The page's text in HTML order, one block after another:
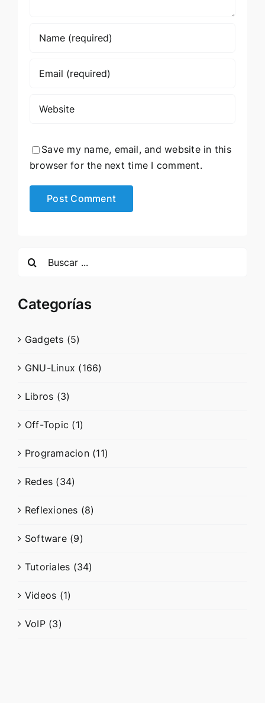
Save my name, email, and website in this
browser for the next time I comment.
Categorías
Gadgets (5)
GNU-Linux (166)
Libros (3)
Off-Topic (1)
Programacion (11)
Redes (34)
Reflexiones (8)
Software (9)
Tutoriales (34)
Videos (1)
VoIP (3)